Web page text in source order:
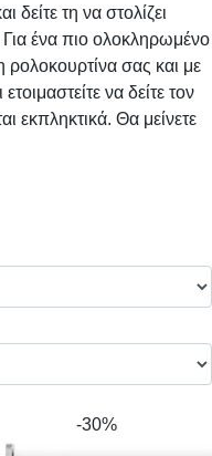
δείτε τη να στολίζει
ένα πιο ολοκληρωμένο
ρολοκουρτίνα σας και με
ετοιμαστείτε να δείτε τον
εκπληκτικά. Θα μείνετε
-30%